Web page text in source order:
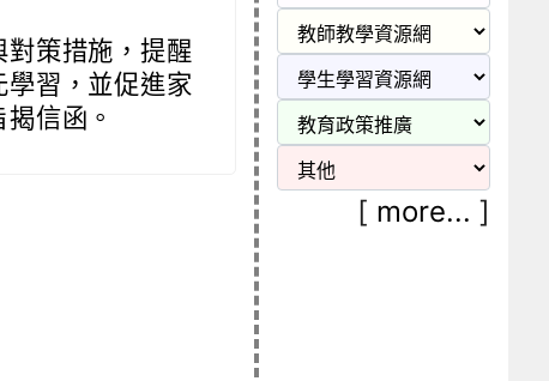
策措施，提醒
習，並促進家
信函。
[ more... ]